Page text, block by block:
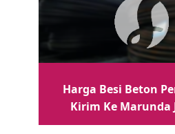
Harga Besi Beton
Kirim Ke Marunda